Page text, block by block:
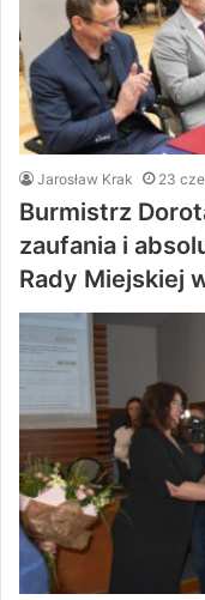
Jarosław Krak 23
Burmistrz
zaufania i
Rady Miejskiej